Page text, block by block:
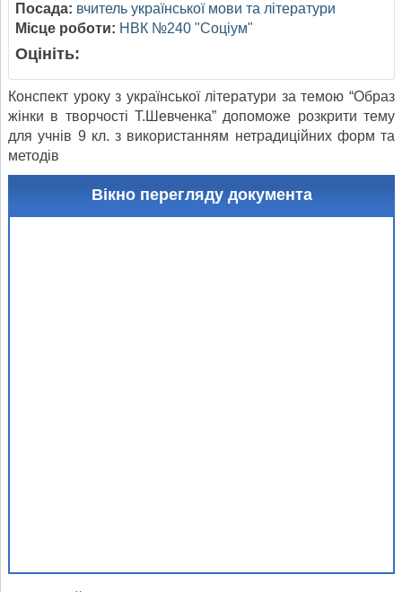
Посада: вчитель української мови та літератури
Місце роботи: НВК №240 "Соціум"
Оцініть:
Конспект уроку з української літератури за темою “Образ
жінки в творчості Т.Шевченка” допоможе розкрити тему
для учнів 9 кл. з використанням нетрадиційних форм та
методів
Вікно перегляду документа